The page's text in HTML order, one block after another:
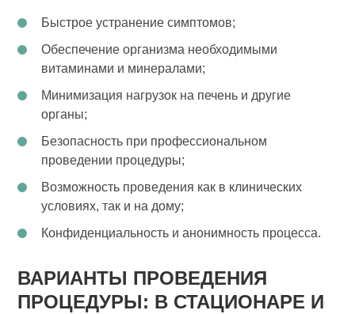
Быстрое устранение симптомов;
Обеспечение организма необходимыми
витаминами и минералами;
Минимизация нагрузок на печень и другие
органы;
Безопасность при профессиональном
проведении процедуры;
Возможность проведения как в клинических
условиях, так и на дому;
Конфиденциальность и анонимность процесса.
ВАРИАНТЫ ПРОВЕДЕНИЯ
ПРОЦЕДУРЫ: В СТАЦИОНАРЕ И